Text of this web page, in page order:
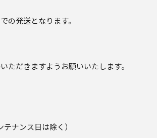
の発送となります。
ただきますようお願いいたします。
ナンス日は除く）